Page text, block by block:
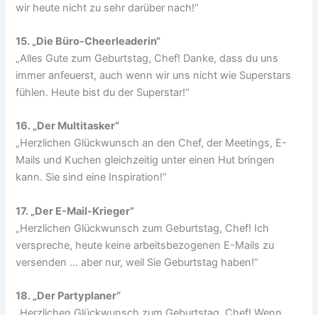
wir heute nicht zu sehr darüber nach!“
15. „Die Büro-Cheerleaderin“
„Alles Gute zum Geburtstag, Chef! Danke, dass du uns
immer anfeuerst, auch wenn wir uns nicht wie Superstars
fühlen. Heute bist du der Superstar!“
16. „Der Multitasker“
„Herzlichen Glückwunsch an den Chef, der Meetings, E-
Mails und Kuchen gleichzeitig unter einen Hut bringen
kann. Sie sind eine Inspiration!“
17. „Der E-Mail-Krieger“
„Herzlichen Glückwunsch zum Geburtstag, Chef! Ich
verspreche, heute keine arbeitsbezogenen E-Mails zu
versenden … aber nur, weil Sie Geburtstag haben!“
18. „Der Partyplaner“